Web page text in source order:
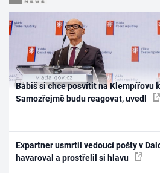
Babiš si chce posvítit na Klempířovu
Samozřejmě budu reagovat, uvedl
Expartner usmrtil vedoucí pošty v
havaroval a prostřelil si hlavu